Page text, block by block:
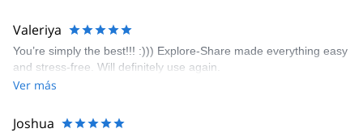
area. The weather was perfect, no direct sun and cool enough to
enjoy the climbs. Explore-Share made booking an outdoor
climbing experience in Lisbon extremely easy. Luis, our guide,
was fantastic, and the platform’s organization was flawless.
Valeriya
You’re simply the best!!! :))) Explore-Share made everything easy
and stress-free. Will definitely use again.
Ver más
Joshua